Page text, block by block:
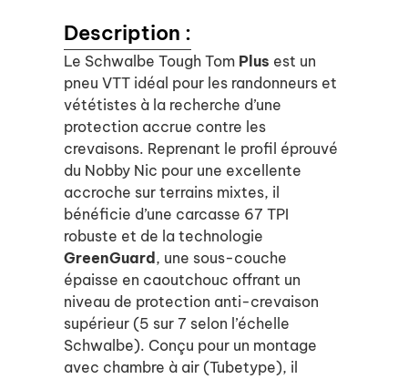
Description :
Le Schwalbe Tough Tom Plus est un
pneu VTT idéal pour les randonneurs et
vététistes à la recherche d’une
protection accrue contre les
crevaisons. Reprenant le profil éprouvé
du Nobby Nic pour une excellente
accroche sur terrains mixtes, il
bénéficie d’une carcasse 67 TPI
robuste et de la technologie
GreenGuard , une sous-couche
épaisse en caoutchouc offrant un
niveau de protection anti-crevaison
supérieur (5 sur 7 selon l’échelle
Schwalbe). Conçu pour un montage
avec chambre à air (Tubetype), il